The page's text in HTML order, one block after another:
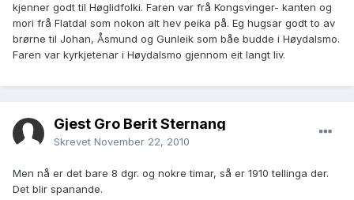
kjenner godt til Høglidfolki. Faren var frå Kongsvinger- kanten og
mori frå Flatdal som nokon alt hev peika på. Eg hugsar godt to av
brørne til Johan, Åsmund og Gunleik som båe budde i Høydalsmo.
Faren var kyrkjetenar i Høydalsmo gjennom eit langt liv.
Gjest Gro Berit Sternang
Skrevet November 22, 2010
Men nå er det bare 8 dgr. og nokre timar, så er 1910 tellinga der.
Det blir spanande.